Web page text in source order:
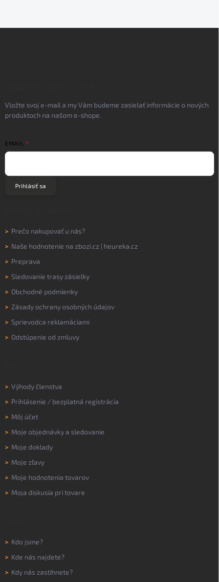
Vložte svoj e-mail a my Vám budeme zasielať informácie o nových
produktoch na našom e-shope.
EMAIL
Prihlásiť sa
> Prečo nakupovať u nás?
> Naše hodnotenie na zbozi.cz | heureka.cz
> Preprava
> Sledovanie trasy zásielky
> Obchodné podmienky
> Zásady ochrany osobných údajov
> Sprievodca reklamáciami
> Odstúpenie od zmluvy
> Výhody členstva
> Prihlásenie / bezplatná registrácia
> Môj účet
> Moje objednávky a sledovanie
> Moje doklady
> Moje zľavy
> Moje hodnotenia tovarov
> Moja diskusia pri tovare
> Kdo jsme?
> Kde nás najdete?
> Kdy nás zastihnete?